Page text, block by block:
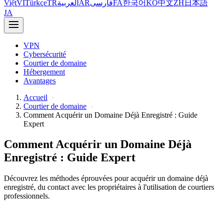
ViệtVITürkçeTRالعربية ARفارسیFA한국어KO中文ZH 日本語
JA
VPN
Cybersécurité
Courtier de domaine
Hébergement
Avantages
Accueil
Courtier de domaine
Comment Acquérir un Domaine Déjà Enregistré : Guide
Expert
Comment Acquérir un Domaine Déjà
Enregistré : Guide Expert
Découvrez les méthodes éprouvées pour acquérir un domaine déjà
enregistré, du contact avec les propriétaires à l'utilisation de courtiers
professionnels.